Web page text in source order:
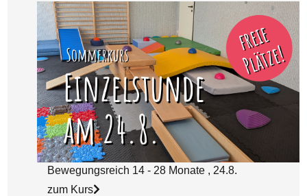
Bewegungsreich 14 - 28 Monate , 24.8.
zum Kurs